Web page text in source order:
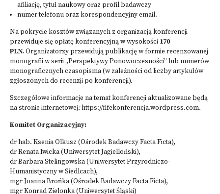
afiliację, tytuł naukowy oraz profil badawczy
numer telefonu oraz korespondencyjny email.
Na pokrycie kosztów związanych z organizacją konferencji
przewiduje się opłatę konferencyjną w wysokości 170
PLN.Organizatorzy przewidują publikację w formie recenzowanej
monografii w serii „Perspektywy Ponowoczesności” lub numerów
monograficznych czasopisma (w zależności od liczby artykułów
zgłoszonych do recenzji po konferencji).
Szczegółowe informacje na temat konferencji aktualizowane będą
na stronie internetowej:https://fifekonferencja.wordpress.com.
Komitet Organizacyjny:
dr hab. Ksenia Olkusz (Ośrodek Badawczy Facta Ficta),
dr Renata Iwicka (Uniwersytet Jagielloński),
dr Barbara Stelingowska (Uniwersytet Przyrodniczo-
Humanistyczny w Siedlcach),
mgr Joanna Brońka (Ośrodek Badawczy Facta Ficta),
mgr Konrad Zielonka (Uniwersytet Śląski)